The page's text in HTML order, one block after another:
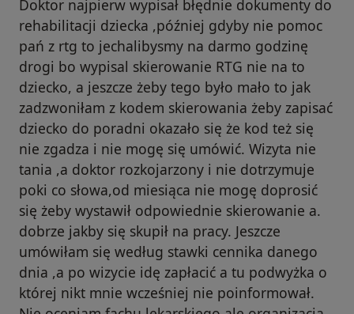
Doktor najpierw wypisał błędnie dokumenty do
rehabilitacji dziecka ,później gdyby nie pomoc
pań z rtg to jechalibysmy na darmo godzinę
drogi bo wypisal skierowanie RTG nie na to
dziecko, a jeszcze żeby tego było mało to jak
zadzwoniłam z kodem skierowania żeby zapisać
dziecko do poradni okazało się że kod też się
nie zgadza i nie mogę się umówić. Wizyta nie
tania ,a doktor rozkojarzony i nie dotrzymuje
poki co słowa,od miesiąca nie mogę doprosić
się żeby wystawił odpowiednie skierowanie a.
dobrze jakby się skupił na pracy. Jeszcze
umówiłam się według stawki cennika danego
dnia ,a po wizycie idę zapłacić a tu podwyżka o
której nikt mnie wcześniej nie poinformował.